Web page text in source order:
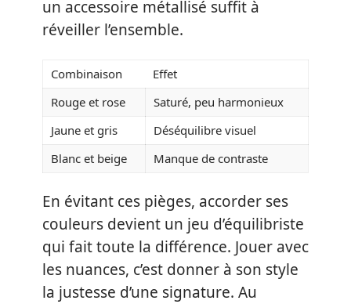
un accessoire métallisé suffit à
réveiller l’ensemble.
Combinaison
Effet
Rouge et rose
Saturé, peu harmonieux
Jaune et gris
Déséquilibre visuel
Blanc et beige
Manque de contraste
En évitant ces pièges, accorder ses
couleurs devient un jeu d’équilibriste
qui fait toute la différence. Jouer avec
les nuances, c’est donner à son style
la justesse d’une signature. Au